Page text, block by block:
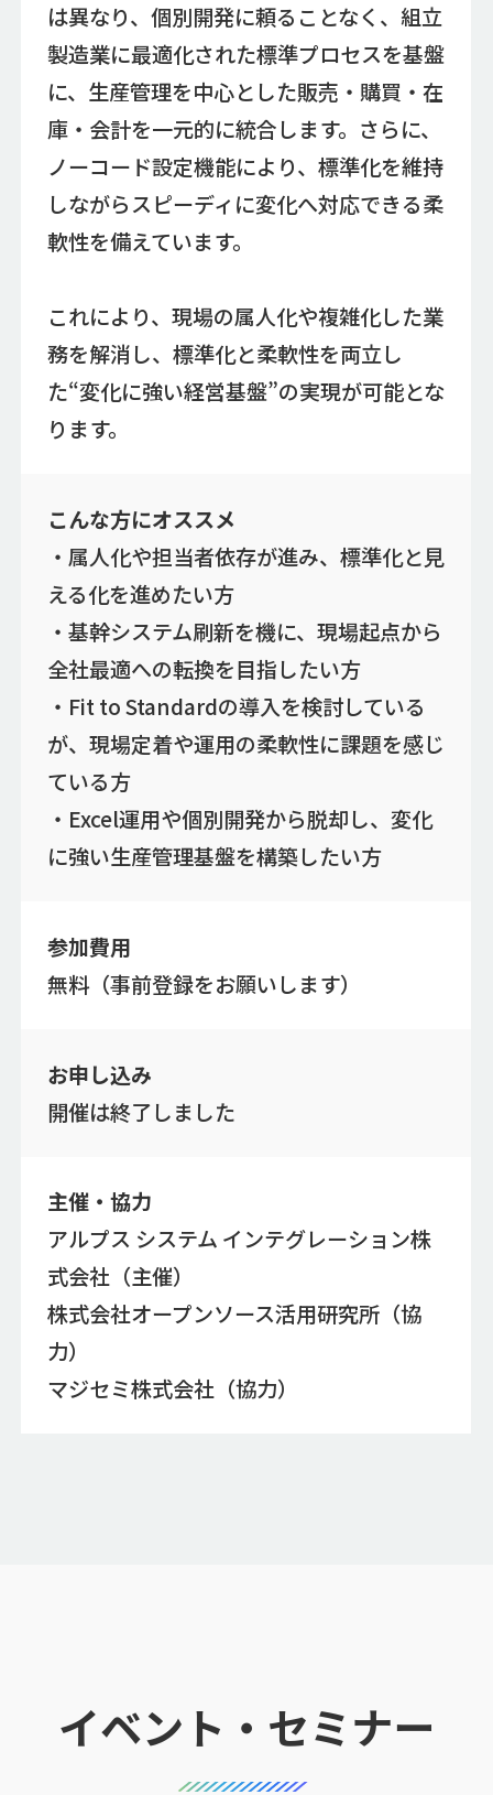
は異なり、個別開発に頼ることなく、組立
製造業に最適化された標準プロセスを基盤
に、生産管理を中心とした販売・購買・在
庫・会計を一元的に統合します。さらに、
ノーコード設定機能により、標準化を維持
しながらスピーディに変化へ対応できる柔
軟性を備えています。
これにより、現場の属人化や複雑化した業
務を解消し、標準化と柔軟性を両立し
た“変化に強い経営基盤”の実現が可能とな
ります。
こんな方にオススメ
・属人化や担当者依存が進み、標準化と見
える化を進めたい方
・基幹システム刷新を機に、現場起点から
全社最適への転換を目指したい方
・Fit to Standardの導入を検討している
が、現場定着や運用の柔軟性に課題を感じ
ている方
・Excel運用や個別開発から脱却し、変化
に強い生産管理基盤を構築したい方
参加費用
無料（事前登録をお願いします）
お申し込み
開催は終了しました
主催・協力
アルプス システム インテグレーション株
式会社（主催）
株式会社オープンソース活用研究所（協
力）
マジセミ株式会社（協力）
イベント・セミナー